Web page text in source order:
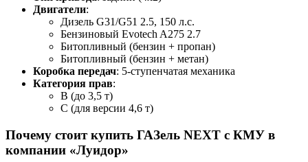
Двигатели:
Дизель G31/G51 2.5, 150 л.с.
Бензиновый Evotech A275 2.7
Битопливный (бензин + пропан)
Битопливный (бензин + метан)
Коробка передач: 5-ступенчатая механика
Категория прав:
B (до 3,5 т)
C (для версии 4,6 т)
Почему стоит купить ГАЗель NEXT с КМУ в
компании «Луидор»